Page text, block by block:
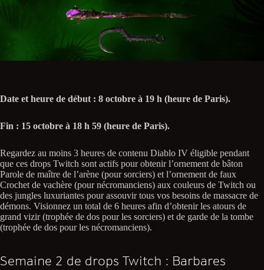
Date et heure de début : 8 octobre à 19 h (heure de Paris).
Fin : 15 octobre à 18 h 59 (heure de Paris).
Regardez au moins 3 heures de contenu Diablo IV éligible pendant
que ces drops Twitch sont actifs pour obtenir l’ornement de bâton
Parole de maître de l’arène (pour sorciers) et l’ornement de faux
Crochet de vachère (pour nécromanciens) aux couleurs de Twitch ou
des jungles luxuriantes pour assouvir tous vos besoins de massacre de
démons. Visionnez un total de 6 heures afin d’obtenir les atours de
grand vizir (trophée de dos pour les sorciers) et de garde de la tombe
(trophée de dos pour les nécromanciens).
Semaine 2 de drops Twitch : Barbares